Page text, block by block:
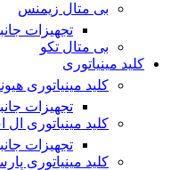
بی متال زیمنس
تجهیزات
بی متال تکو
کلید مینیاتوری
کلید مینیاتوری
تجهیزات
کلید مینیاتوری
تجهیزات
کلید مینیاتوری